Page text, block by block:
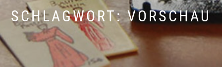
SCHLAGWORT:VORSCHAU